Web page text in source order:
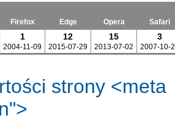
Firefox Edge Opera Safari
1
2004-11-09
12
2015-07-29
15
2013-07-02
3
2007-10-
strony <meta